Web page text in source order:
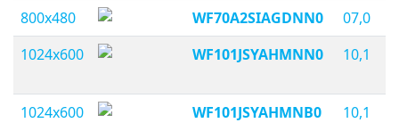
800x480
WF70A2SIAGDNN0 07,0
1024x600
WF101JSYAHMNN0 10,1
1024x600 WF101JSYAHMNB0 10,1